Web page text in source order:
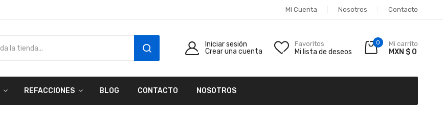
Mi Cuenta Nosotros Contacto
SEARCH
Iniciar sesión
Crear una cuenta
Favoritos
Mi lista de deseos
0 Mi carrito
MXN $ 0
REFACCIONES BLOG CONTACTO NOSOTROS